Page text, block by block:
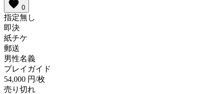
favorite 0
指定無し
即決
紙チケ
郵送
男性名義
プレイガイド
54,000 円/枚
売り切れ